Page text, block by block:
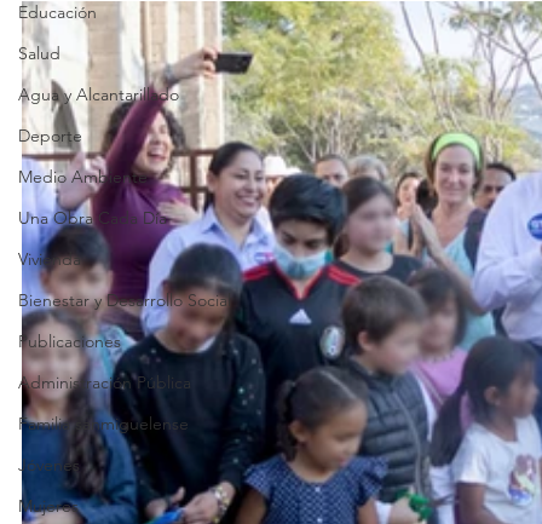
Educación
Salud
Agua y Alcantarillado
Deporte
Medio Ambiente
Una Obra Cada Día
Vivienda
Bienestar y Desarrollo Social
Publicaciones
Administración Pública
Familia sanmiguelense
Jóvenes
Mujeres